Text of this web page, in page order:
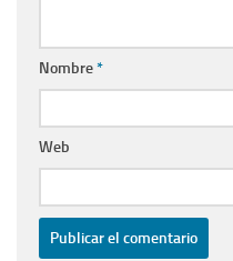
Nombre*
Web